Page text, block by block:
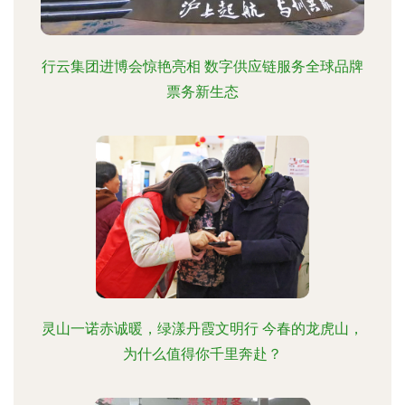
行云集团进博会惊艳亮相 数字供应链服务全球品牌
票务新生态
灵山一诺赤诚暖，绿漾丹霞文明行 今春的龙虎山，
为什么值得你千里奔赴？